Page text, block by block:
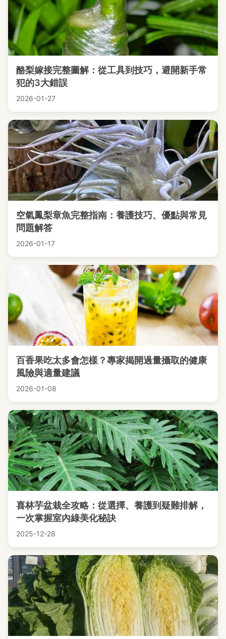
酪梨嫁接完整圖解：從工具到技巧，避開新手常
犯的3大錯誤
2026-01-27
空氣鳳梨章魚完整指南：養護技巧、優點與常見
問題解答
2026-01-17
百香果吃太多會怎樣？專家揭開過量攝取的健康
風險與適量建議
2026-01-08
喜林芋盆栽全攻略：從選擇、養護到疑難排解，
一次掌握室內綠美化秘訣
2025-12-28